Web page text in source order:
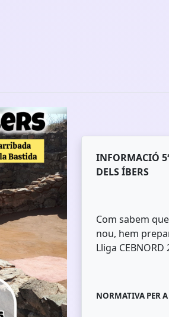
INFORMACIÓ
DELS ÍBERS
Com sabem
nou, hem
Lliga CEBNORD
NORMATIVA PER